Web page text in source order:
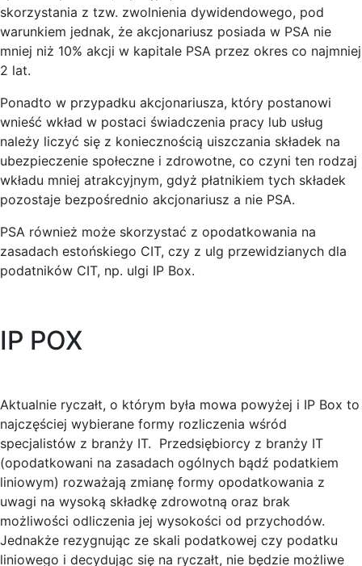
skorzystania z tzw. zwolnienia dywidendowego, pod
warunkiem jednak, że akcjonariusz posiada w PSA nie
mniej niż 10% akcji w kapitale PSA przez okres co najmniej
2 lat.
Ponadto w przypadku akcjonariusza, który postanowi
wnieść wkład w postaci świadczenia pracy lub usług
należy liczyć się z koniecznością uiszczania składek na
ubezpieczenie społeczne i zdrowotne, co czyni ten rodzaj
wkładu mniej atrakcyjnym, gdyż płatnikiem tych składek
pozostaje bezpośrednio akcjonariusz a nie PSA.
PSA również może skorzystać z opodatkowania na
zasadach estońskiego CIT, czy z ulg przewidzianych dla
podatników CIT, np. ulgi IP Box.
IP POX
Aktualnie ryczałt, o którym była mowa powyżej i IP Box to
najczęściej wybierane formy rozliczenia wśród
specjalistów z branży IT. Przedsiębiorcy z branży IT
(opodatkowani na zasadach ogólnych bądź podatkiem
liniowym) rozważają zmianę formy opodatkowania z
uwagi na wysoką składkę zdrowotną oraz brak
możliwości odliczenia jej wysokości od przychodów.
Jednakże rezygnując ze skali podatkowej czy podatku
liniowego i decydując się na ryczałt, nie będzie możliwe